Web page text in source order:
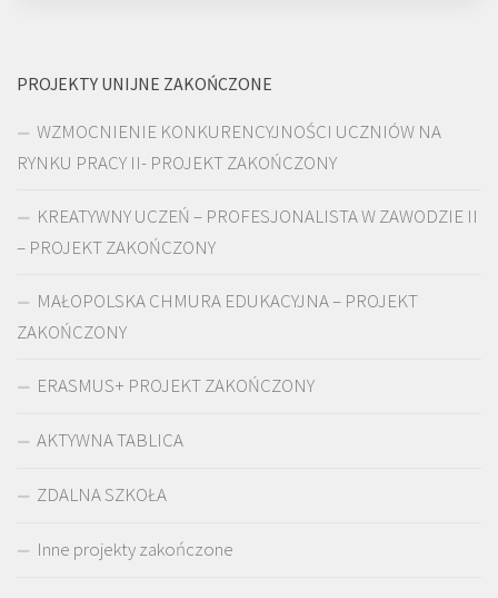
PROJEKTY UNIJNE ZAKOŃCZONE
WZMOCNIENIE KONKURENCYJNOŚCI UCZNIÓW NA
RYNKU PRACY II- PROJEKT ZAKOŃCZONY
KREATYWNY UCZEŃ – PROFESJONALISTA W ZAWODZIE II
– PROJEKT ZAKOŃCZONY
MAŁOPOLSKA CHMURA EDUKACYJNA – PROJEKT
ZAKOŃCZONY
ERASMUS+ PROJEKT ZAKOŃCZONY
AKTYWNA TABLICA
ZDALNA SZKOŁA
Inne projekty zakończone